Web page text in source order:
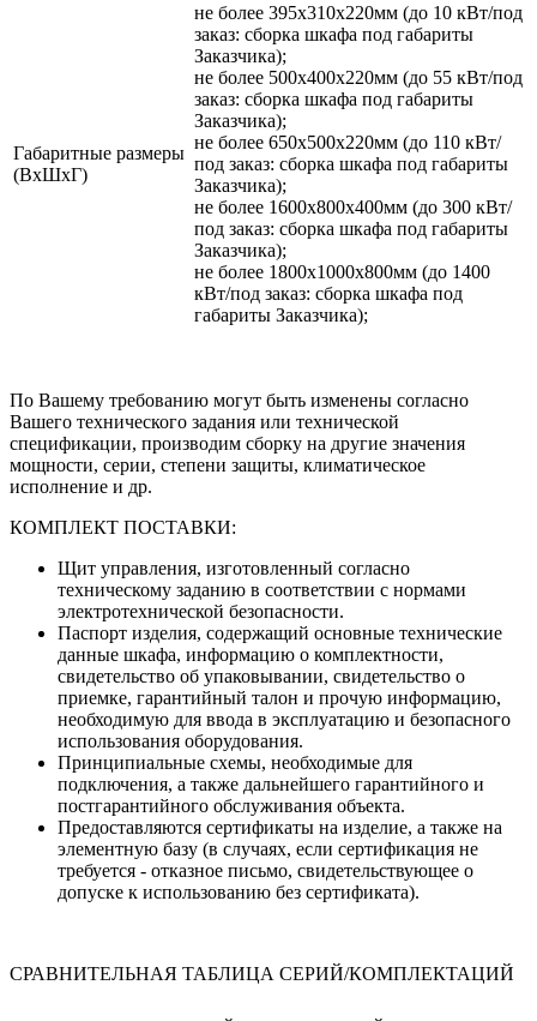
Габаритные размеры
(ВхШхГ)
не более 395х310х220мм (до 10 кВт/под
заказ: сборка шкафа под габариты
Заказчика);
не более 500х400х220мм (до 55 кВт/под
заказ: сборка шкафа под габариты
Заказчика);
не более 650х500х220мм (до 110 кВт/
под заказ: сборка шкафа под габариты
Заказчика);
не более 1600х800х400мм (до 300 кВт/
под заказ: сборка шкафа под габариты
Заказчика);
не более 1800х1000х800мм (до 1400
кВт/под заказ: сборка шкафа под
габариты Заказчика);
По Вашему требованию могут быть изменены согласно
Вашего технического задания или технической
спецификации, производим сборку на другие значения
мощности, серии, степени защиты, климатическое
исполнение и др.
КОМПЛЕКТ ПОСТАВКИ:
Щит управления, изготовленный согласно
техническому заданию в соответствии с нормами
электротехнической безопасности.
Паспорт изделия, содержащий основные технические
данные шкафа, информацию о комплектности,
свидетельство об упаковывании, свидетельство о
приемке, гарантийный талон и прочую информацию,
необходимую для ввода в эксплуатацию и безопасного
использования оборудования.
Принципиальные схемы, необходимые для
подключения, а также дальнейшего гарантийного и
постгарантийного обслуживания объекта.
Предоставляются сертификаты на изделие, а также на
элементную базу (в случаях, если сертификация не
требуется - отказное письмо, свидетельствующее о
допуске к использованию без сертификата).
СРАВНИТЕЛЬНАЯ ТАБЛИЦА СЕРИЙ/КОМПЛЕКТАЦИЙ